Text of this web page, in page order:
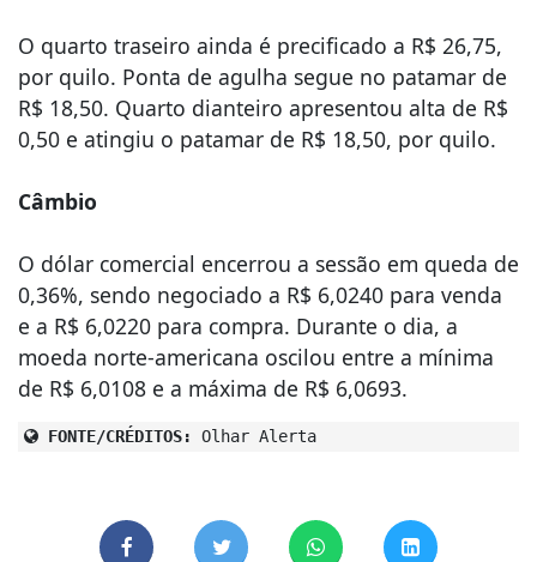
O quarto traseiro ainda é precificado a R$ 26,75,
por quilo. Ponta de agulha segue no patamar de
R$ 18,50. Quarto dianteiro apresentou alta de R$
0,50 e atingiu o patamar de R$ 18,50, por quilo.
Câmbio
O dólar comercial encerrou a sessão em queda de
0,36%, sendo negociado a R$ 6,0240 para venda
e a R$ 6,0220 para compra. Durante o dia, a
moeda norte-americana oscilou entre a mínima
de R$ 6,0108 e a máxima de R$ 6,0693.
FONTE/CRÉDITOS: Olhar Alerta